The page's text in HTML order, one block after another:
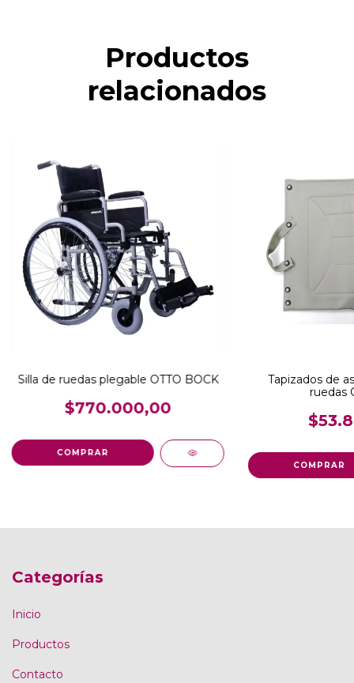
Productos
relacionados
Silla de ruedas plegable OTTO BOCK
$770.000,00
Tapizados de
ruedas
Categorías
Inicio
Productos
Contacto